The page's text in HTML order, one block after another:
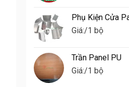
Phụ Kiện Cửa
Giá:/1 bộ
Trần Panel PU
Giá:/1 bộ